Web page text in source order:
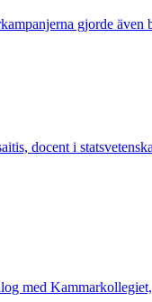
gjorde även
docent i
med